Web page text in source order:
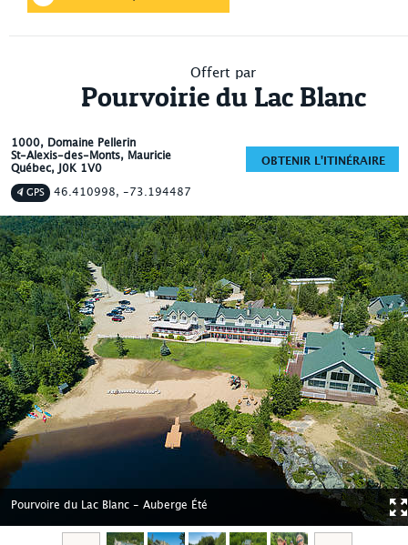
Offert par
Pourvoirie du Lac Blanc
1000, Domaine Pellerin
St-Alexis-des-Monts, Mauricie
Québec, J0K 1V0
GPS 46.410998, -73.194487
OBTENIR L'ITINÉRAIRE
Pourvoire du Lac Blanc - Auberge Été